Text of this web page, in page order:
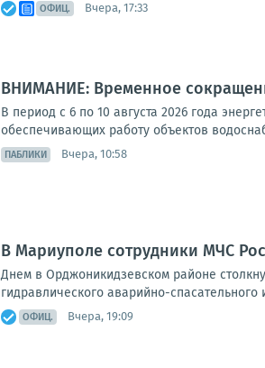
ОФИЦ. Вчера, 17:33
ВНИМАНИЕ: Временное
В период с 6 по 10 августа 2026 года
обеспечивающих работу объектов
ПАБЛИКИ Вчера, 10:58
В Мариуполе сотрудники МЧС
Днем в Орджоникидзевском районе
гидравлического аварийно-спасательного
ОФИЦ. Вчера, 19:09